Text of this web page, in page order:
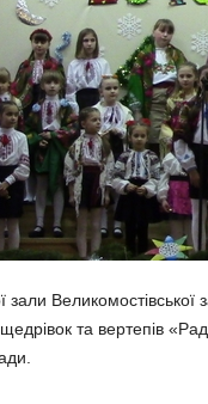
зали
та вертепів